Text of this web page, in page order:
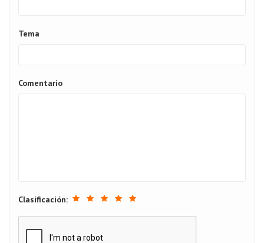
Tema
Comentario
Clasificación: